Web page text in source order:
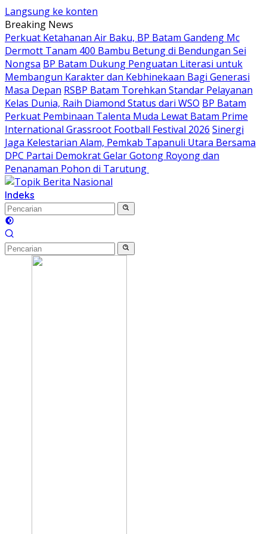
Langsung ke konten
Breaking News
Perkuat Ketahanan Air Baku, BP Batam Gandeng Mc
Dermott Tanam 400 Bambu Betung di Bendungan Sei
Nongsa BP Batam Dukung Penguatan Literasi untuk
Membangun Karakter dan Kebhinekaan Bagi Generasi
Masa Depan RSBP Batam Torehkan Standar Pelayanan
Kelas Dunia, Raih Diamond Status dari WSO BP Batam
Perkuat Pembinaan Talenta Muda Lewat Batam Prime
International Grassroot Football Festival 2026 Sinergi
Jaga Kelestarian Alam, Pemkab Tapanuli Utara Bersama
DPC Partai Demokrat Gelar Gotong Royong dan
Penanaman Pohon di Tarutung ‎
Indeks